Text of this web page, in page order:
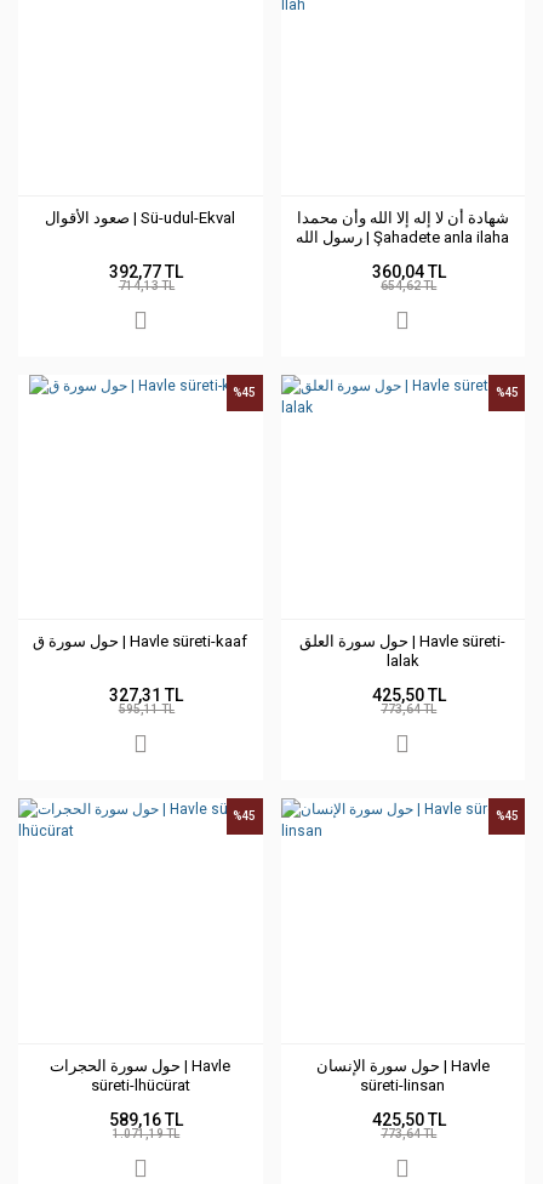
صعود الأقوال | Sü-udul-Ekval
392,77 TL
714,13 TL
شهادة أن لا إله إلا الله وأن محمدا
رسول الله | Şahadete anla ilaha
360,04 TL
654,62 TL
حول سورة ق | Havle süreti-kaaf
%45
327,31 TL
595,11 TL
حول سورة العلق | Havle süreti-
lalak
%45
425,50 TL
773,64 TL
حول سورة الحجرات | Havle
süreti-lhücürat
%45
589,16 TL
1.071,19 TL
حول سورة الإنسان | Havle
süreti-linsan
%45
425,50 TL
773,64 TL